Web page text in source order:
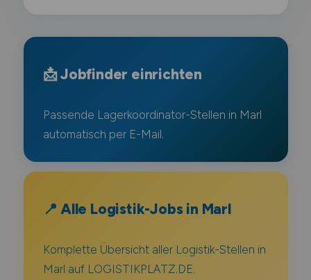
📩 Jobfinder einrichten
Passende Lagerkoordinator-Stellen in Marl
automatisch per E-Mail.
📍 Alle Logistik-Jobs in Marl
Komplette Übersicht aller Logistik-Stellen in
Marl auf LOGISTIKPLATZ.DE.